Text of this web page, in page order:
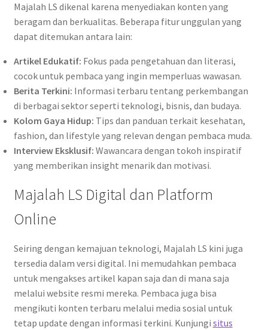
Majalah LS dikenal karena menyediakan konten yang
beragam dan berkualitas. Beberapa fitur unggulan yang
dapat ditemukan antara lain:
Artikel Edukatif: Fokus pada pengetahuan dan literasi,
cocok untuk pembaca yang ingin memperluas wawasan.
Berita Terkini: Informasi terbaru tentang perkembangan
di berbagai sektor seperti teknologi, bisnis, dan budaya.
Kolom Gaya Hidup: Tips dan panduan terkait kesehatan,
fashion, dan lifestyle yang relevan dengan pembaca muda.
Interview Eksklusif: Wawancara dengan tokoh inspiratif
yang memberikan insight menarik dan motivasi.
Majalah LS Digital dan Platform
Online
Seiring dengan kemajuan teknologi, Majalah LS kini juga
tersedia dalam versi digital. Ini memudahkan pembaca
untuk mengakses artikel kapan saja dan di mana saja
melalui website resmi mereka. Pembaca juga bisa
mengikuti konten terbaru melalui media sosial untuk
tetap update dengan informasi terkini. Kunjungi situs